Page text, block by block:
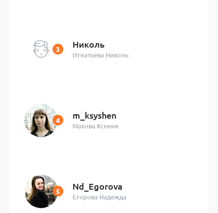
Николь
Игнатьева Николь
m_ksyshen
Махова Ксения
Nd_Egorova
Егорова Надежда